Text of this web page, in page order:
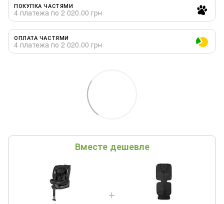
ПОКУПКА ЧАСТЯМИ
4 платежа по 2 020.00 грн
ОПЛАТА ЧАСТЯМИ
4 платежа по 2 020.00 грн
Вместе дешевле